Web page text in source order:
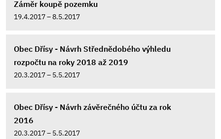
Záměr koupě pozemku
19.4.2017 – 8.5.2017
Obec Dřísy - Návrh Střednědobého výhledu
rozpočtu na roky 2018 až 2019
20.3.2017 – 5.5.2017
Obec Dřísy - Návrh závěrečného účtu za rok
2016
20.3.2017 – 5.5.2017